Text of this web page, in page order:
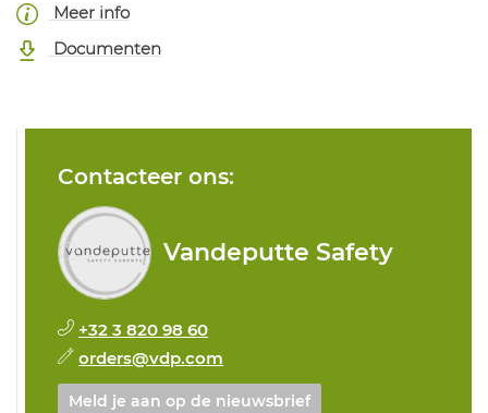
Meer info
Documenten
Contacteer ons:
Vandeputte Safety
+32 3 820 98 60
orders@vdp.com
Meld je aan op de nieuwsbrief